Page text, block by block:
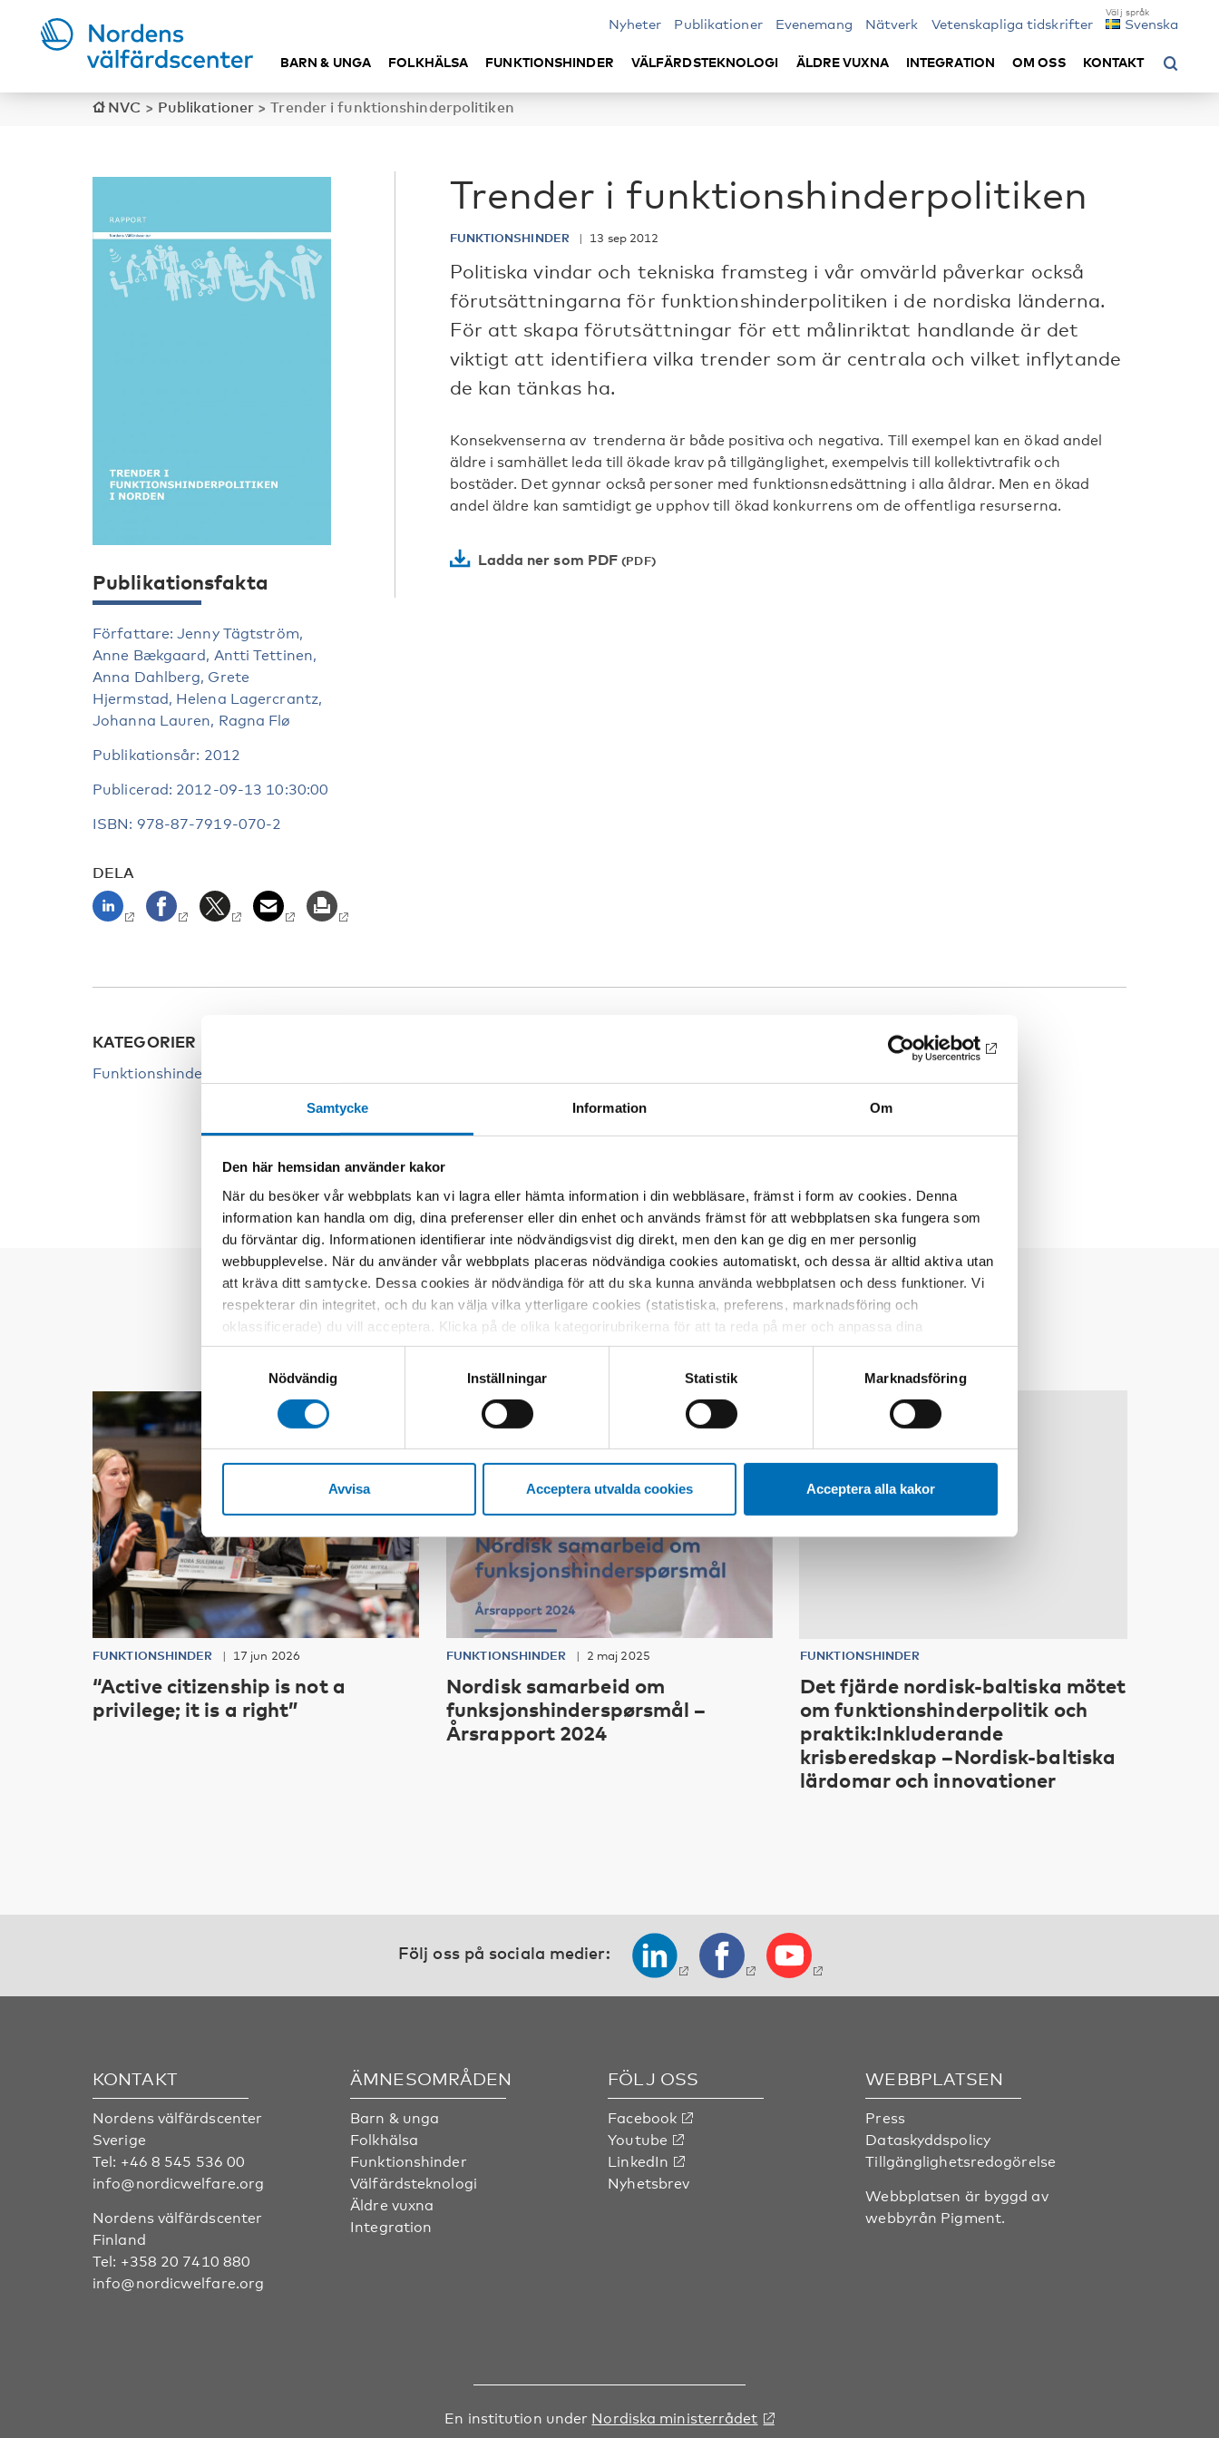
Samtycke Information Om
Den här hemsidan använder kakor
När du besöker vår webbplats kan vi lagra eller hämta information i din webbläsare, främst i form av cookies. Denna
information kan handla om dig, dina preferenser eller din enhet och används främst för att webbplatsen ska fungera som
du förväntar dig. Informationen identifierar inte nödvändigsvist dig direkt, men den kan ge dig en mer personlig
webbupplevelse. När du använder vår webbplats placeras nödvändiga cookies automatiskt, och dessa är alltid aktiva utan
att kräva ditt samtycke. Dessa cookies är nödvändiga för att du ska kunna använda webbplatsen och dess funktioner. Vi
respekterar din integritet, och du kan välja vilka ytterligare cookies (statistiska, preferens, marknadsföring och
oklassificerade) du vill acceptera. Klicka på de olika kategorirubrikerna för att ta reda på mer och anpassa dina
inställningar för cookies. Observera att blockering av cookies kan påverka din upplevelse av webbplatsen och de tjänster
vi erbjuder. Om du har besökt vår webbplats tidigare och accepterat användningen av cookies kan du alltid radera dem
genom att navigera till sekretessinställningarna i din webbläsare.
Nödvändig
Inställningar Statistik Marknadsföring
Avvisa Acceptera utvalda cookies Acceptera alla kakor
Nyheter Publikationer Evenemang Nätverk Vetenskapliga tidskrifter Svenska
BARN & UNGA FOLKHÄLSA FUNKTIONSHINDER VÄLFÄRDSTEKNOLOGI ÄLDRE VUXNA INTEGRATION OM OSS KONTAKT
NVC > Publikationer >Trender i funktionshinderpolitiken
Trender i funktionshinderpolitiken
FUNKTIONSHINDER 13 sep 2012
Politiska vindar och tekniska framsteg i vår omvärld påverkar också
förutsättningarna för funktionshinderpolitiken i de nordiska länderna.
För att skapa förutsättningar för ett målinriktat handlande är det
viktigt att identifiera vilka trender som är centrala och vilket inflytande
de kan tänkas ha.
Konsekvenserna av trenderna är både positiva och negativa. Till exempel kan en ökad andel
äldre i samhället leda till ökade krav på tillgänglighet, exempelvis till kollektivtrafik och
bostäder. Det gynnar också personer med funktionsnedsättning i alla åldrar. Men en ökad
andel äldre kan samtidigt ge upphov till ökad konkurrens om de offentliga resurserna.
Ladda ner som PDF
Publikationsfakta
Författare: Jenny Tägtström,
Anne Bækgaard, Antti Tettinen,
Anna Dahlberg, Grete
Hjermstad, Helena Lagercrantz,
Johanna Lauren, Ragna Flø
Publikationsår: 2012
Publicerad: 2012-09-13 10:30:00
ISBN: 978-87-7919-070-2
DELA
KATEGORIER
Funktionshinder
Funktionsnedsättning
Tillgänglighet
Relaterat innehåll
FUNKTIONSHINDER 17 jun 2026
“Active citizenship is not a
privilege; it is a right”
FUNKTIONSHINDER 2 maj 2025
Nordisk samarbeid om
funksjonshinderspørsmål –
Årsrapport 2024
nov 2026
FUNKTIONSHINDER
Det fjärde nordisk-baltiska mötet
om funktionshinderpolitik och
praktik:Inkluderande
krisberedskap –Nordisk-baltiska
lärdomar och innovationer
Följ oss på sociala medier:
KONTAKT
Nordens välfärdscenter
Sverige
Tel: +46 8 545 536 00
info@nordicwelfare.org
Nordens välfärdscenter
Finland
Tel: +358 20 7410 880
info@nordicwelfare.org
ÄMNESOMRÅDEN
Barn & unga
Folkhälsa
Funktionshinder
Välfärdsteknologi
Äldre vuxna
Integration
FÖLJ OSS
Facebook
Youtube
LinkedIn
Nyhetsbrev
WEBBPLATSEN
Press
Dataskyddspolicy
Tillgänglighetsredogörelse
Webbplatsen är byggd av
webbyrån Pigment.
En institution under Nordiska ministerrådet